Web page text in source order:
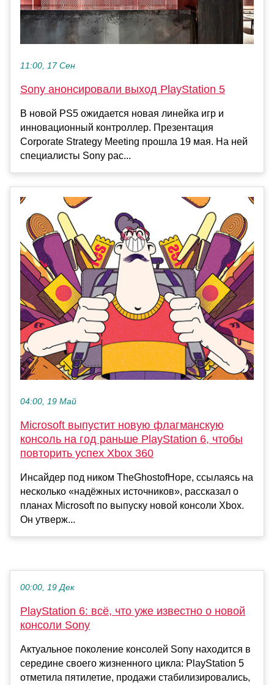
11:00, 17 Сен
Sony анонсировали выход PlayStation 5
В новой PS5 ожидается новая линейка игр и
инновационный контроллер. Презентация
Corporate Strategy Meeting прошла 19 мая. На ней
специалисты Sony рас...
04:00, 19 Май
Microsoft выпустит новую флагманскую
консоль на год раньше PlayStation 6, чтобы
повторить успех Xbox 360
Инсайдер под ником TheGhostofHope, ссылаясь на
несколько «надёжных источников», рассказал о
планах Microsoft по выпуску новой консоли Xbox.
Он утверж...
00:00, 19 Дек
PlayStation 6: всё, что уже известно о новой
консоли Sony
Актуальное поколение консолей Sony находится в
середине своего жизненного цикла: PlayStation 5
отметила пятилетие, продажи стабилизировались,